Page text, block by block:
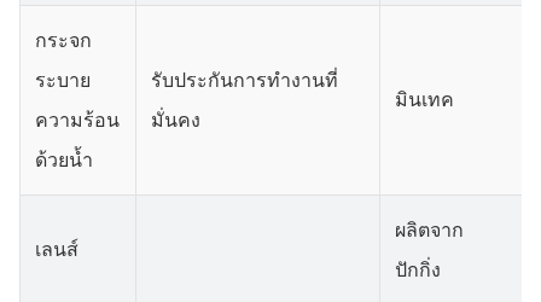
กระจก
ระบาย
ความร้อน
ด้วยน้ำ
รับประกันการทำงานที่
มั่นคง
มินเทค
เลนส์
ผลิตจาก
ปักกิ่ง